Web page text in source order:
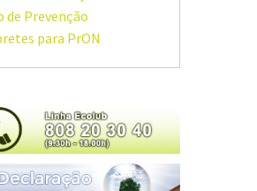
de Prevenção
para PrON